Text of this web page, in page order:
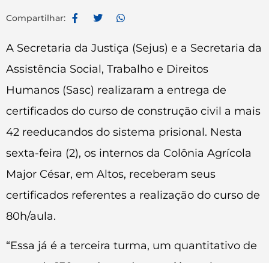
Compartilhar:
A Secretaria da Justiça (Sejus) e a Secretaria da
Assistência Social, Trabalho e Direitos
Humanos (Sasc) realizaram a entrega de
certificados do curso de construção civil a mais
42 reeducandos do sistema prisional. Nesta
sexta-feira (2), os internos da Colônia Agrícola
Major César, em Altos, receberam seus
certificados referentes a realização do curso de
80h/aula.
“Essa já é a terceira turma, um quantitativo de